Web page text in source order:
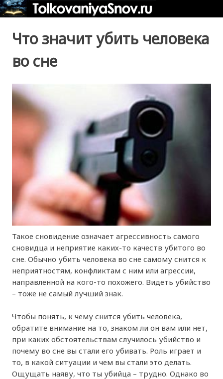
Что значит убить человека
во сне
Такое сновидение означает агрессивность самого
сновидца и неприятие каких-то качеств убитого во
сне. Обычно убить человека во сне самому снится к
неприятностям, конфликтам с ним или агрессии,
направленной на кого-то похожего. Видеть убийство
– тоже не самый лучший знак.
Чтобы понять, к чему снится убить человека,
обратите внимание на то, знаком ли он вам или нет,
при каких обстоятельствам случилось убийство и
почему во сне вы стали его убивать. Роль играет и
то, в какой ситуации и чем вы стали это делать.
Ощущать наяву, что ты убийца – трудно. Однако во